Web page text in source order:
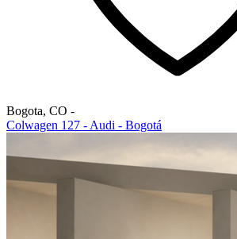
Bogota, CO -
Colwagen 127 - Audi - Bogotá